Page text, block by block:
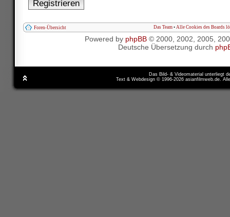
Registrieren
Foren-Übersicht Das Team • Alle Cookies des Boards
Powered by phpBB© 2000, 2002, 2005,
Deutsche Übersetzung durch
Das Bild- & Videomaterial unterliegt
Text & Webdesign © 1996-2026 asianfilmweb.de.